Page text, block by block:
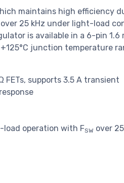
maintains high efficiency
over 25 kHz under light-load
is available in a 6-pin 1.6
junction temperature
supports 3.5 A transient
load operation with FSW over